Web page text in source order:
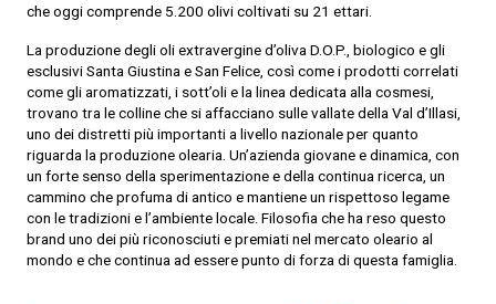
che oggi comprende 5.200 olivi coltivati su 21 ettari.
La produzione degli oli extravergine d’oliva D.O.P., biologico e gli
esclusivi Santa Giustina e San Felice, così come i prodotti correlati
come gli aromatizzati, i sott’oli e la linea dedicata alla cosmesi,
trovano tra le colline che si affacciano sulle vallate della Val d’Illasi,
uno dei distretti più importanti a livello nazionale per quanto
riguarda la produzione olearia. Un’azienda giovane e dinamica, con
un forte senso della sperimentazione e della continua ricerca, un
cammino che profuma di antico e mantiene un rispettoso legame
con le tradizioni e l’ambiente locale. Filosofia che ha reso questo
brand uno dei più riconosciuti e premiati nel mercato oleario al
mondo e che continua ad essere punto di forza di questa famiglia.